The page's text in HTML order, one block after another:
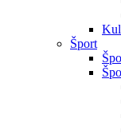
Šport